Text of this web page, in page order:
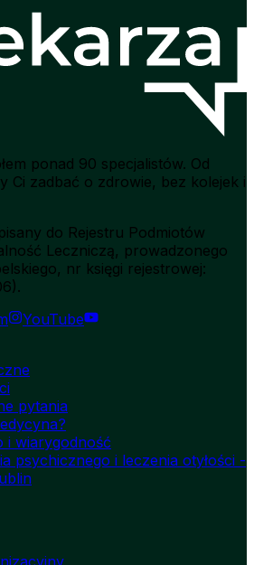
ponad 90 specjalistów. Od
Ci zadbać o zdrowie, bez kolejek i
do Rejestru Podmiotów
Leczniczą, prowadzonego
nr księgi rejestrowej:
YouTube
pytania
i wiarygodność
psychicznego i leczenia otyłości -